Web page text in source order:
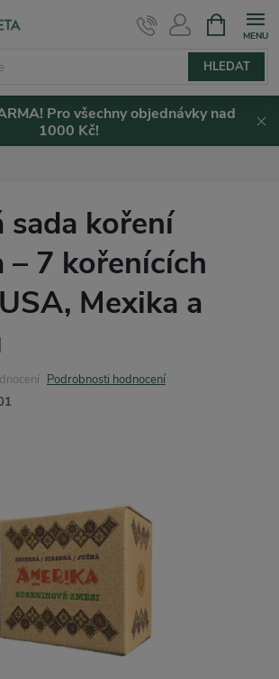
HLEDAT
NÁKUPNÍ
KOŠÍK
Pro všechny objednávky nad
1000 Kč!
sada koření
– 7 kořenících
Mexika a
Podrobnosti hodnocení